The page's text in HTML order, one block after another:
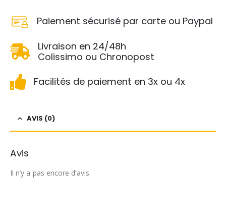
Paiement sécurisé par carte ou Paypal
Livraison en 24/48h
Colissimo ou Chronopost
Facilités de paiement en 3x ou 4x
AVIS (0)
Avis
Il n’y a pas encore d’avis.